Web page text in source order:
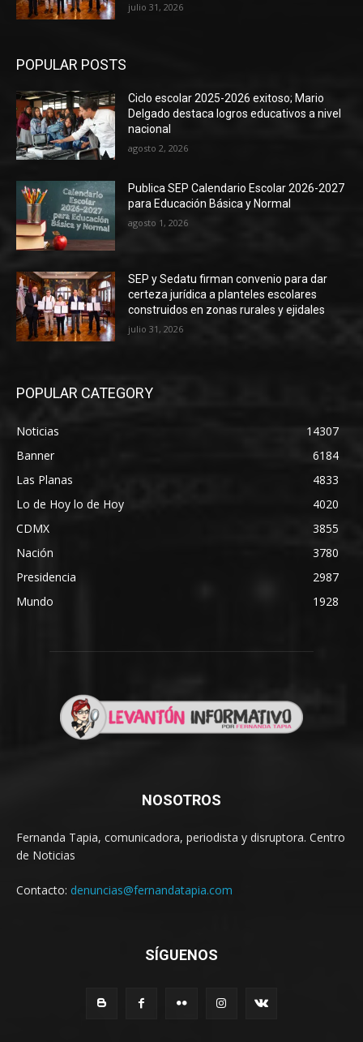
julio 31, 2026
POPULAR POSTS
Ciclo escolar 2025-2026 exitoso; Mario
Delgado destaca logros educativos a nivel
nacional
agosto 2, 2026
Publica SEP Calendario Escolar 2026-2027
para Educación Básica y Normal
agosto 1, 2026
SEP y Sedatu firman convenio para dar
certeza jurídica a planteles escolares
construidos en zonas rurales y ejidales
julio 31, 2026
POPULAR CATEGORY
Noticias
14307
Banner
6184
Las Planas
4833
Lo de Hoy lo de Hoy
4020
CDMX
3855
Nación
3780
Presidencia
2987
Mundo
1928
NOSOTROS
Fernanda Tapia, comunicadora, periodista y disruptora. Centro
de Noticias
Contacto: denuncias@fernandatapia.com
SÍGUENOS